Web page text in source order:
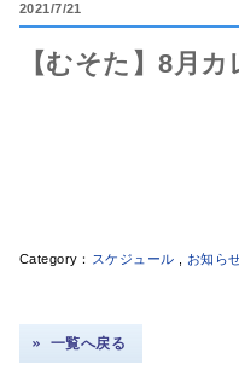
2021 7/21
【むそた】8月
スケジュール お知ら
一覧へ戻る